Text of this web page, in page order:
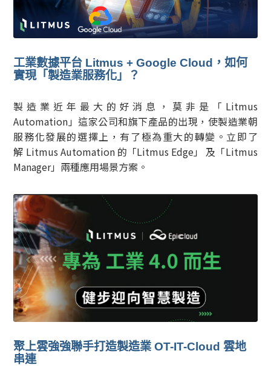
工業數據平台 Litmus + Google Cloud，如何
實現「製造業服務化」？
製造業近年最大的好消息，莫非是「Litmus
Automation」這家公司和旗下產品的出現，使製造業朝
服務化發展的選擇上，有了極為重大的轉變。立即了
解 Litmus Automation 的「Litmus Edge」 及「Litmus
Manager」兩種應用場景方案。
聚上雲強強聯手打造製造業 OT-IT-Cloud 雲地
串連